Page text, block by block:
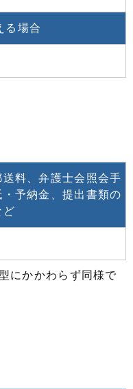
る場合
料、弁護士会照会手
予納金、提出書類の
ど
にかかわらず同様で